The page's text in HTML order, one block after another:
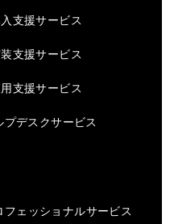
支援サービス
支援サービス
支援サービス
デスクサービス
ェッショナルサービス